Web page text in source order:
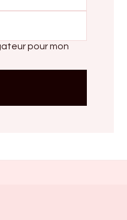
pour mon